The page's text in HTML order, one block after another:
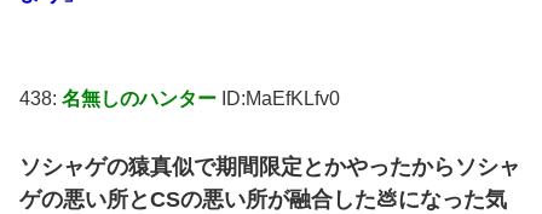
438: 名無しのハンター ID:MaEfKLfv0
ソシャゲの猿真似で期間限定とかやったからソシャ
ゲの悪い所とCSの悪い所が融合した💩になった気